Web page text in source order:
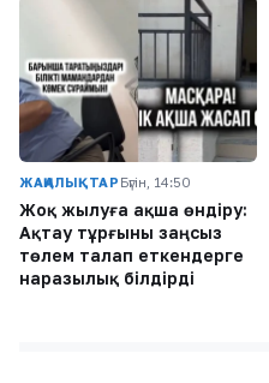
ЖАҢАЛЫҚТАР Бүгін, 14:50
Жоқ жылуға ақша өндіру:
Ақтау тұрғыны заңсыз
төлем талап еткендерге
наразылық білдірді